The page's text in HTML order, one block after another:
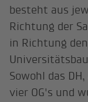
besteht aus
Richtung der
in Richtung
Sowohl das
vier OG's und